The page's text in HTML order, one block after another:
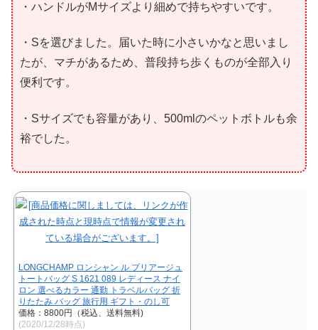
・ハンドルがMサイズより細めで持ちやすいです。
・Sを選びました。届いた時に小さいかなと思いまし
たが、マチがあるため、普段持ち歩くものが全部入り
便利です。
・Sサイズでも容量があり、500mlのペットボトルも余
裕でした。
LONGCHAMP ロンシャン ル プリアージュ
トートバッグ S 1621 089 レディース ナイ
ロン 選べるカラー 通勤 トラベルバッグ 折
りたたみ バッグ 旅行用 ギフト・のし可
価格：8800円（税込、送料無料)
(2020/12/28時点)